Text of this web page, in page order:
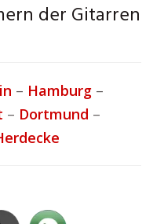
der Gitarren
– Hamburg –
– Dortmund –